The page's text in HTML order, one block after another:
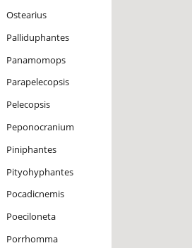
Ostearius
Palliduphantes
Panamomops
Parapelecopsis
Pelecopsis
Peponocranium
Piniphantes
Pityohyphantes
Pocadicnemis
Poeciloneta
Porrhomma